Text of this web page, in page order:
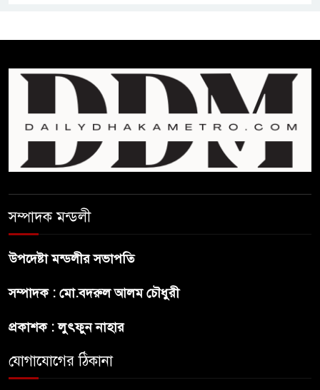
ব্যবস্থা নিবে সরকার : প্রধানমন্ত্রীর
বাংলাদেশে বিনিয়োগ ও দক্ষ শ্রমিক
নিতে আগ্রহী সৌদি আরব
ব্রাজিলের ফুটবলারকে গুলি করে
রাজধানীর উত্তরখানে
পরিচ্ছন্নতাকর্মী-এলাকাবাসীর মধ্যে
সম্পাদক মন্ডলী
উপদেষ্টা মন্ডলীর সভাপতি
সম্পাদক : মো.বদরুল আলম চৌধুরী
প্রকাশক : লুৎফুন নাহার
যোগাযোগের ঠিকানা